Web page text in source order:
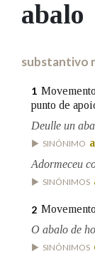
Facebook
TwitterYoutube
BUSCAR
Remata por
Nas definicións
abalo
substantivo
1
punto de
Deulle un
SINÓNIMO
Adormeceu
SINÓNIMOS
2
O abalo de
SINÓNIMOS